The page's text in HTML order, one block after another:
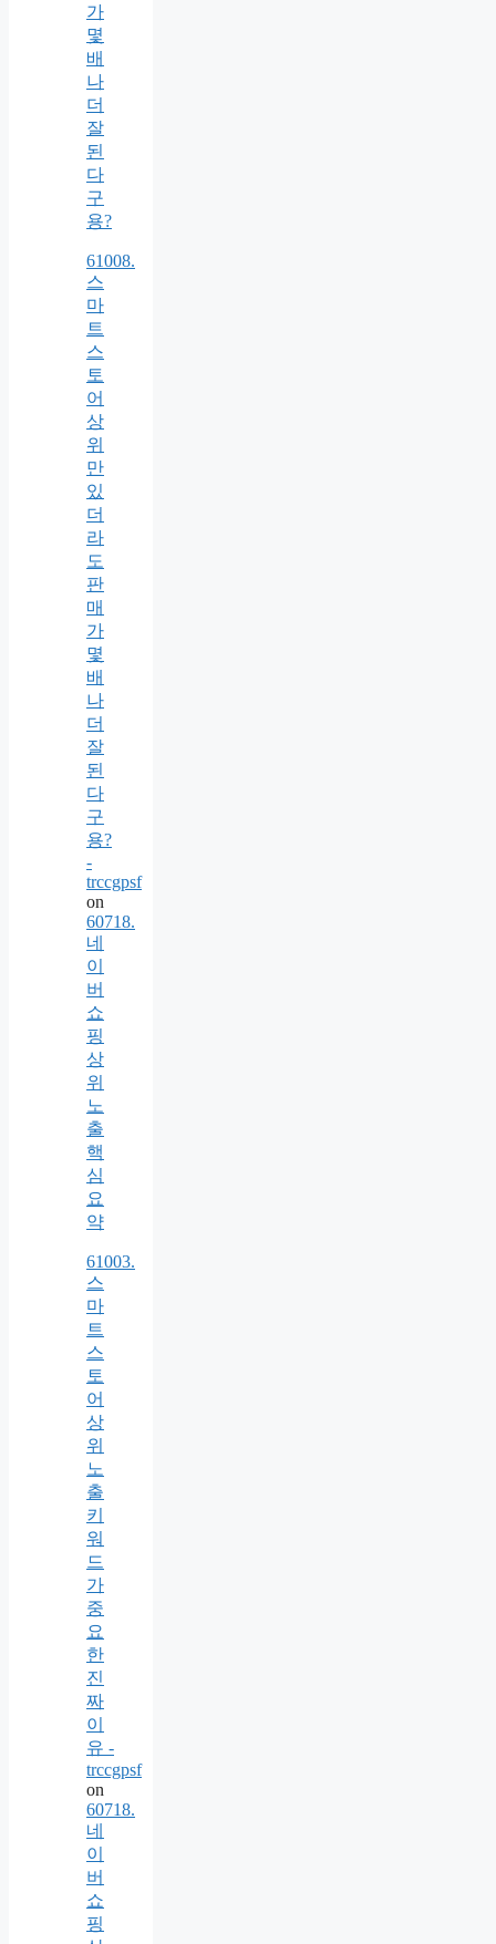
가
몇
배
나
더
잘
된
다
구
용?
61008.
스
마
트
스
토
어
상
위
만
있
더
라
도
판
매
가
몇
배
나
더
잘
된
다
구
용?
-
trccgpsf
on
60718.
네
이
버
쇼
핑
상
위
노
출
핵
심
요
약
61003.
스
마
트
스
토
어
상
위
노
출
키
워
드
가
중
요
한
진
짜
이
유 -
trccgpsf
on
60718.
네
이
버
쇼
핑